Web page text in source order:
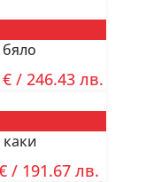
€ / 246.43 лв.
/ 191.67 лв.